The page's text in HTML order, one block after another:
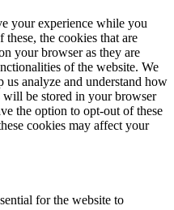
your experience while you
the cookies that are
your browser as they are
of the website. We
us analyze and understand how
will be stored in your browser
the option to opt-out of these
cookies may affect your
for the website to